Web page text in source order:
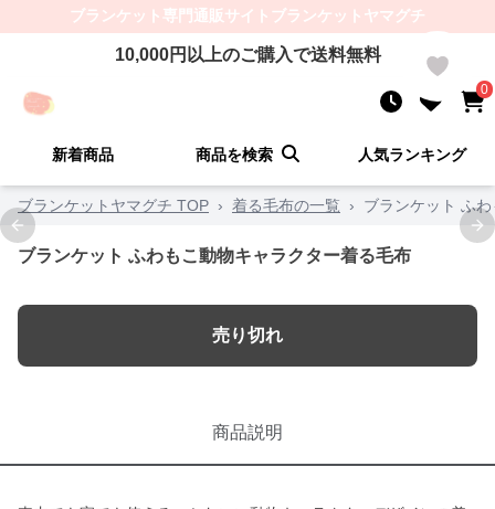
ブランケット 専門通販サイト ブランケットヤマグチ
10,000円以上のご購入で送料無料
0
新着商品 商品を検索 人気ランキング
ブランケットヤマグチ TOP › 着る毛布の一覧 ›
ブランケット ふ
Previous slide
ブランケット ふわもこ動物キャラクター着る毛布
売り切れ
商品説明